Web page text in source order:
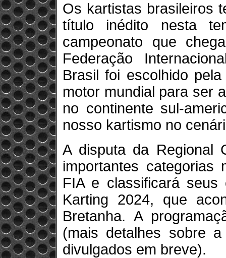
Os kartistas brasileiros
título inédito nesta
campeonato que
Federação
Brasil foi escolhido
motor mundial para ser
no continente sul-
nosso kartismo no
A disputa da Regional
importantes
FIA e classificará
Karting 2024, que
Bretanha. A
(mais detalhes sobre
divulgados em breve).